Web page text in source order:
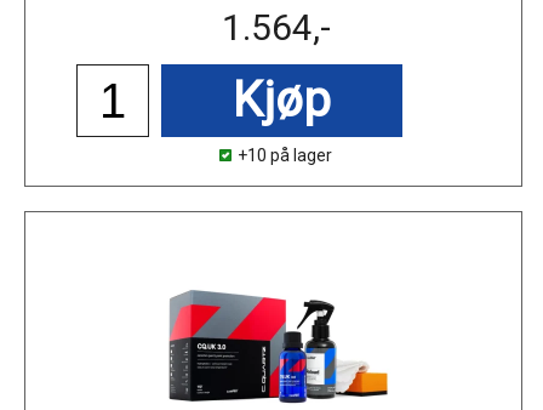
1.564,-
Kjøp
+10 på lager